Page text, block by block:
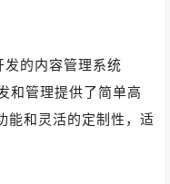
发的内容管理系统
和管理提供了简单高
能和灵活的定制性，适